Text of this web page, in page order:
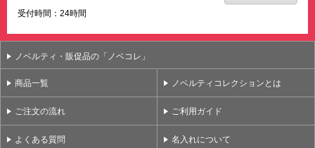
受付時間：24時間
ノベルティ・販促品の「ノベコレ」
商品一覧 ノベルティコレクションとは
ご注文の流れ ご利用ガイド
よくある質問 名入れについて